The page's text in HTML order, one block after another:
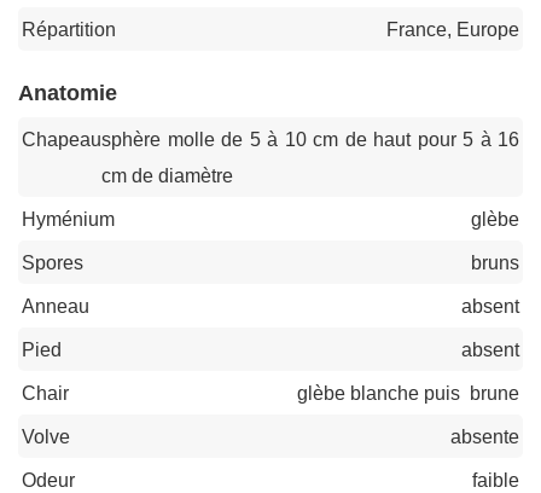
Répartition France, Europe
Anatomie
Chapeausphère molle de 5 à 10 cm de haut pour 5 à 16
cm de diamètre
Hyménium
glèbe
Spores
bruns
Anneau
absent
Pied
absent
Chair
glèbe blanche puis brune
Volve
absente
Odeur
faible